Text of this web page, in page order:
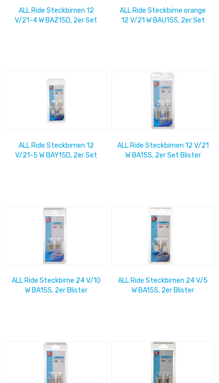
ALL Ride Steckbirnen 12
V/21-4 W BAZ15D, 2er Set
ALL Ride Steckbirne orange
12 V/21 W BAU15S, 2er Set
ALL Ride Steckbirnen 12
V/21-5 W BAY15D, 2er Set
ALL Ride Steckbirnen 12 V/21
W BA15S, 2er Set Blister
ALL Ride Steckbirne 24 V/10
W BA15S, 2er Blister
ALL Ride Steckbirnen 24 V/5
W BA15S, 2er Blister